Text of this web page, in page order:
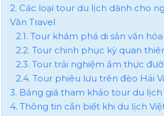
2. Các loại tour du lịch dành cho
Văn Travel
2.1. Tour khám phá di sản văn
2.2. Tour chinh phục kỳ quan
2.3. Tour trải nghiệm ẩm thực
2.4. Tour phiêu lưu trên đèo Hải
3. Bảng giá tham khảo tour du
4. Thông tin cần biết khi du lịch